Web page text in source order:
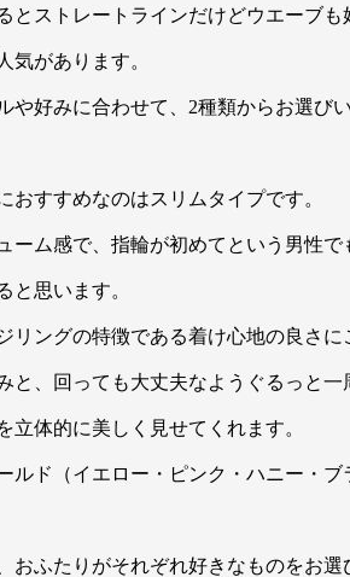
とストレートラインだけどウエーブも
気があります。
や好みに合わせて、2種類からお選びい
おすすめなのはスリムタイプです。
ーム感で、指輪が初めてという男性で
と思います。
リングの特徴である着け心地の良さに
と、回っても大丈夫なようぐるっと一
立体的に美しく見せてくれます。
ルド（イエロー・ピンク・ハニー・ブ
おふたりがそれぞれ好きなものをお選